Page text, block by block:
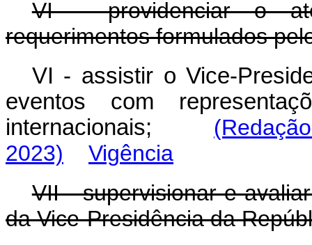
VI - providenciar o
requerimentos formulados
VI - assistir o Vice-
eventos com
internacionais;
2023)
Vigência
VII - supervisionar e
da Vice-Presidência da